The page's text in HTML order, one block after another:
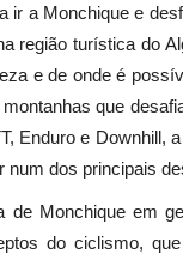
ir a Monchique e
região turística do
e de onde é
que
Enduro e Downhill,
num dos principais
de Monchique em
do ciclismo,